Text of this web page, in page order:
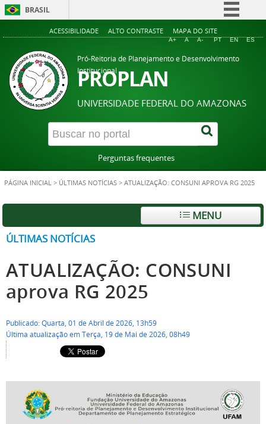
BRASIL
Simplifique!
Acesso à informação
Legislação
Canais
ACESSIBILIDADE ALTO CONTRASTE MAPA DO SITE
A+ A A- PT EN ES
Pró-Reitoria de Planejamento e Desenvolvimento
Institucional
PROPLAN
UNIVERSIDADE FEDERAL DO AMAZONAS
Perguntas frequentes
PÁGINA INICIAL > ÚLTIMAS NOTÍCIAS > ATUALIZAÇÃO: CONSUNI APROVA RG 2025
MENU
ÚLTIMAS NOTÍCIAS
ATUALIZAÇÃO: CONSUNI
aprova RG 2025
Publicado: Quarta, 01 de Abril de 2026, 13h59
Última atualização em Terça, 19 de Mai de 2026, 08h49